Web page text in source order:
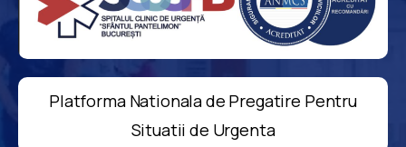
Platforma Nationala de Pregatire Pentru
Situatii de Urgenta